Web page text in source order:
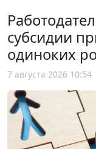
субсидии
одиноких
7 августа 2026 10:54